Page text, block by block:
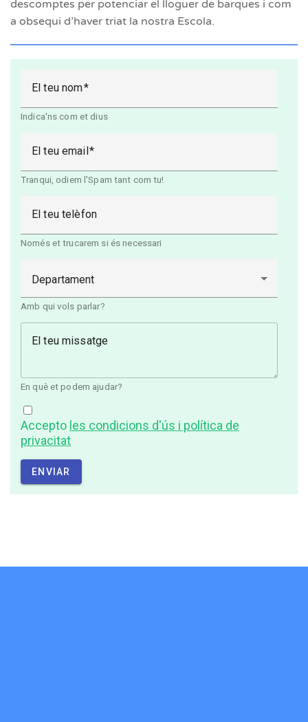
descomptes per potenciar el lloguer de barques i com
a obsequi d’haver triat la nostra Escola.
El teu nom
Indica'ns com et dius
El teu email
Tranqui, odiem l'Spam tant com tu!
El teu telèfon
Només et trucarem si és necessari
Departament
Amb qui vols parlar?
El teu missatge
En què et podem ajudar?
Accepto les condicions d'ús i política de
privacitat
ENVIAR